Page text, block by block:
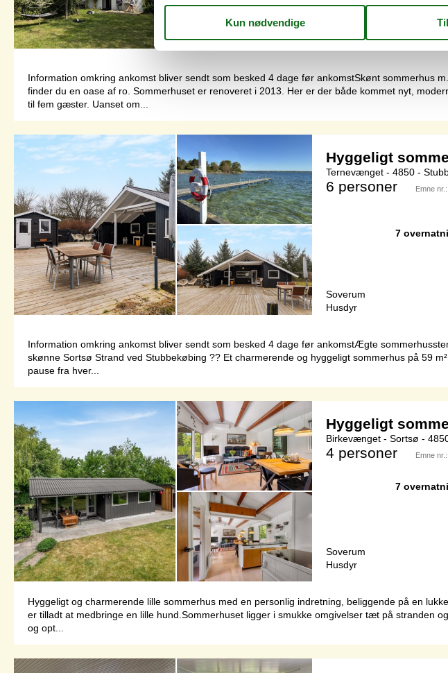
Husdyr
Information omkring ankomst bliver sendt som besked 4 dage før ankomstSkønt sommerhus
finder du en oase af ro. Sommerhuset er renoveret i 2013. Her er der både kommet nyt,
til fem gæster. Uanset om...
Hyggeligt
Ternevænget - 4850 -
6 personer Emne nr.:
7
Soverum
Husdyr
Information omkring ankomst bliver sendt som besked 4 dage før ankomstÆgte
skønne Sortsø Strand ved Stubbekøbing ?? Et charmerende og hyggeligt sommerhus på 59
pause fra hver...
Hyggeligt
Birkevænget - Sortsø -
4 personer Emne nr.:
7
Soverum
Husdyr
Hyggeligt og charmerende lille sommerhus med en personlig indretning, beliggende på en
er tilladt at medbringe en lille hund.Sommerhuset ligger i smukke omgivelser tæt på stranden
og opt...